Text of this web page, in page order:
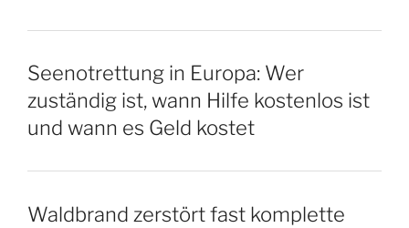
Seenotrettung in Europa: Wer
zuständig ist, wann Hilfe kostenlos ist
und wann es Geld kostet
Waldbrand zerstört fast komplette